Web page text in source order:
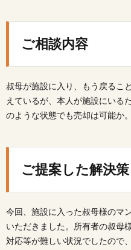
ご相談内容
叔母が施設に入り、もう戻るこ
えているが、本人が施設にいる
のような状態でも売却は可能か。
ご提案した解決策
今回、施設に入った叔母様のマ
いただきました。所有者の叔母
対応等が難しい状況でしたので